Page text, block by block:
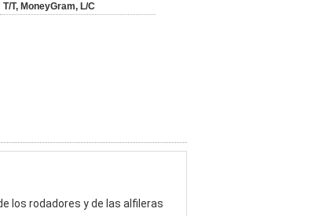
T/T, MoneyGram, L/C
los rodadores y de las alfileras